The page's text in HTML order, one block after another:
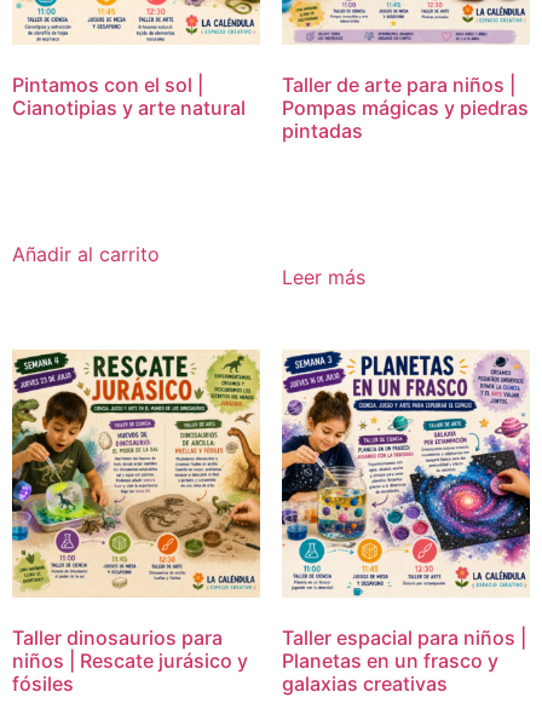
Pintamos con el sol |
Cianotipias y arte natural
Añadir al carrito
Taller de arte para niños |
Pompas mágicas y piedras
pintadas
Leer más
Taller dinosaurios para
niños | Rescate jurásico y
fósiles
Taller espacial para niños |
Planetas en un frasco y
galaxias creativas